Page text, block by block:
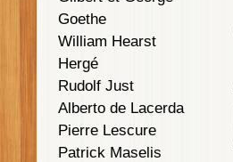
Goethe
William Hearst
Hergé
Rudolf Just
Alberto de Lacerda
Pierre Lescure
Patrick Maselis